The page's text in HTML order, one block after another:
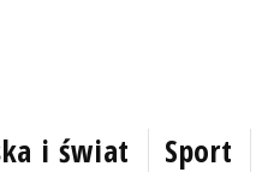
i świat Sport